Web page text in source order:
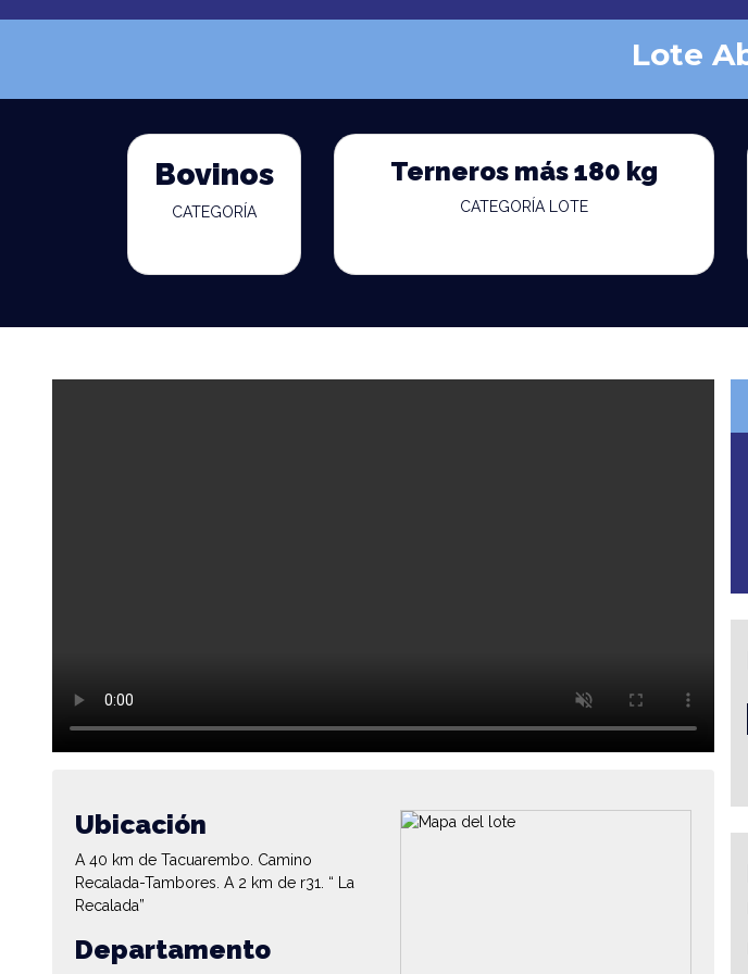
Lote
Bovinos
CATEGORÍA
Terneros más 180 kg
CATEGORÍA LOTE
Ubicación
A 40 km de Tacuarembo. Camino
Recalada-Tambores. A 2 km de r31. “ La
Recalada”
Departamento